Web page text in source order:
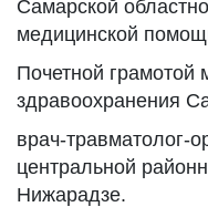
Самарской
медицинской
Почетной грамотой
здравоохранения
врач-травматолог-
центральной
Нижарадзе.